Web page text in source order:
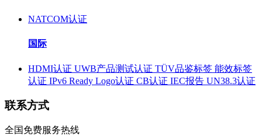
NATCOM认证
国际
HDMI认证 UWB产品测试认证 TÜV品鉴标签 能效标签
认证 IPv6 Ready Logo认证 CB认证 IEC报告 UN38.3认证
联系方式
全国免费服务热线